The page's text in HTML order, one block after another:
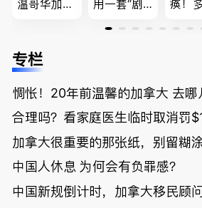
温哥华加油
低；免费狂
送50万磅蔬
温“丑陋土
豆日”冲击
吉尼斯纪
录；惨！留
骗光2万美
元，还被卷
入跨国刑案
用一套“剧
官：太假
欠款多出$1
9万；突
发！无辜男
孩温哥华市
中心被刺身
亡；
痪！
底；
单；
盘前
国租
恐迎
专栏
惆怅！20年前温馨的加拿大 去哪
合理吗？看家庭医生临时取消罚
加拿大很重要的那张纸，别留糊
中国人休息 为何会有负罪感？
中国新规倒计时，加拿大移民顾